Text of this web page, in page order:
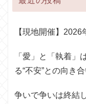
【現地開催】
「愛」と「執着」
る“不安”との向き
争いで争いは終結